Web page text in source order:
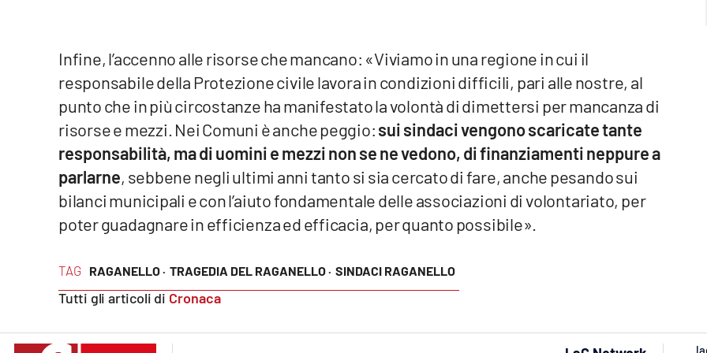
Catanzarochannel.it
Vai
TAG RAGANELLO · TRAGEDIA DEL RAGANELLO · SINDACI RAGANELLO
Tutti gli articoli di Cronaca
Infine, l’accenno alle risorse che mancano: «Viviamo in una regione in cui il
responsabile della Protezione civile lavora in condizioni difficili, pari alle nostre, al
punto che in più circostanze ha manifestato la volontà di dimettersi per mancanza di
risorse e mezzi. Nei Comuni è anche peggio:sui sindaci vengono scaricate tante
responsabilità, ma di uomini e mezzi non se ne vedono, di finanziamenti neppure a
parlarne, sebbene negli ultimi anni tanto si sia cercato di fare, anche pesando sui
bilanci municipali e con l’aiuto fondamentale delle associazioni di volontariato, per
poter guadagnare in efficienza ed efficacia, per quanto possibile».